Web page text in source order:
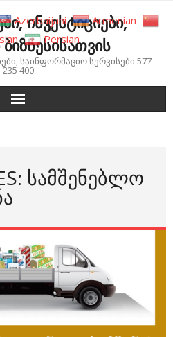
ინვესტიციები,
საინფორმაციო სერვისები 577
235 400
ᲡᲐᲛᲨᲔᲜᲔᲑᲚᲝ
Azerbaijani
Armenian
Persian